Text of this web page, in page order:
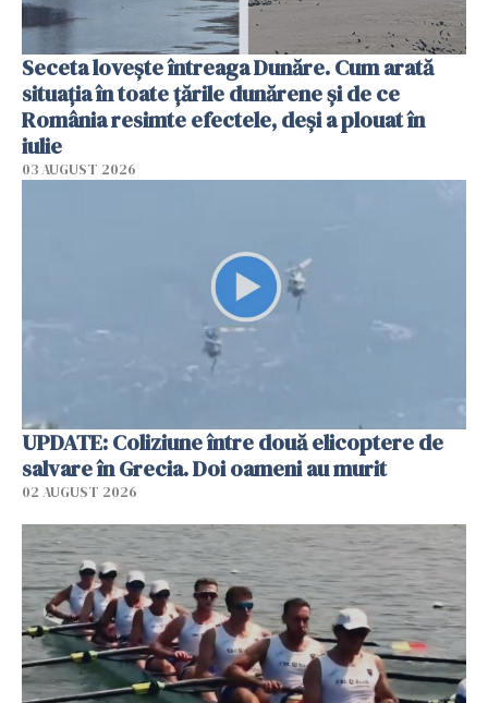
Seceta lovește întreaga Dunăre. Cum arată
situația în toate țările dunărene și de ce
România resimte efectele, deși a plouat în
iulie
03 AUGUST 2026
UPDATE: Coliziune între două elicoptere de
salvare în Grecia. Doi oameni au murit
02 AUGUST 2026